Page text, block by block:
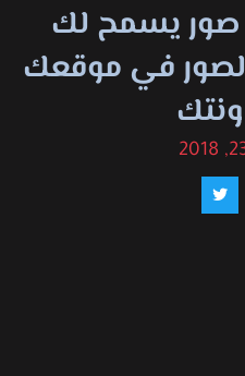
موقع صور يسمح لك
في موقعك